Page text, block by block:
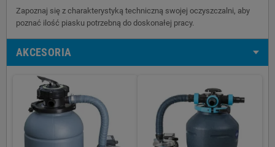
Zapoznaj się z charakterystyką techniczną swojej oczyszczalni, aby
poznać ilość piasku potrzebną do doskonałej pracy.
AKCESORIA